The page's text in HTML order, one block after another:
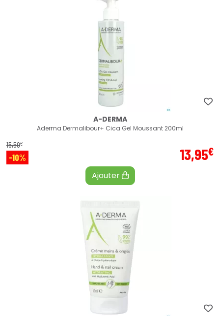
A-DERMA
Aderma Dermalibour+ Cica Gel Moussant 200ml
15,50€
-10% 13,95€
Ajouter